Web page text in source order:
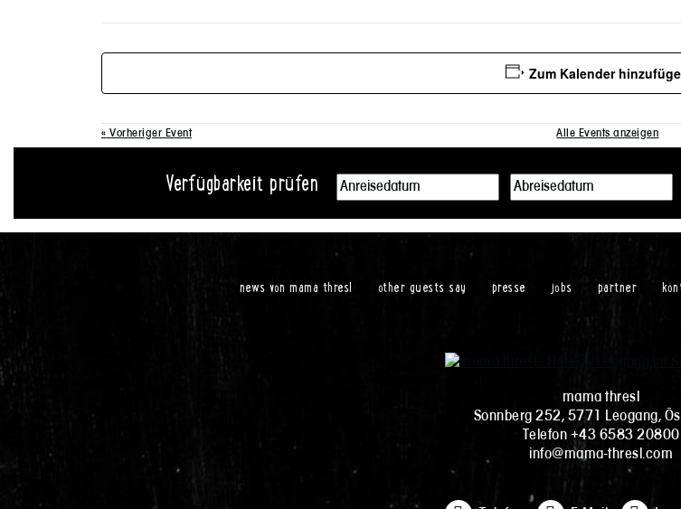
Zum Kalender
« Vorheriger Event Alle Events anzeigen
Verfügbarkeit prüfen
news von mama thresl other guests say presse jobs partner
mama thresl
Sonnberg 252, 5771 Leogang,
Telefon +43 6583 20800
info@mama-thresl.com